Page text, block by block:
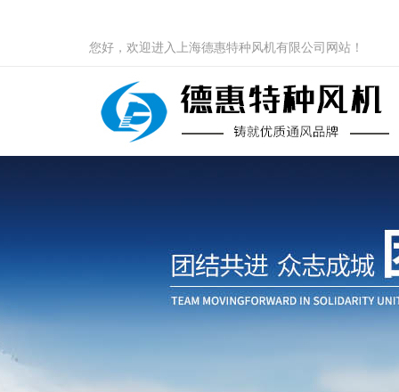
您好，欢迎进入上海德惠特种风机有限公司网站！